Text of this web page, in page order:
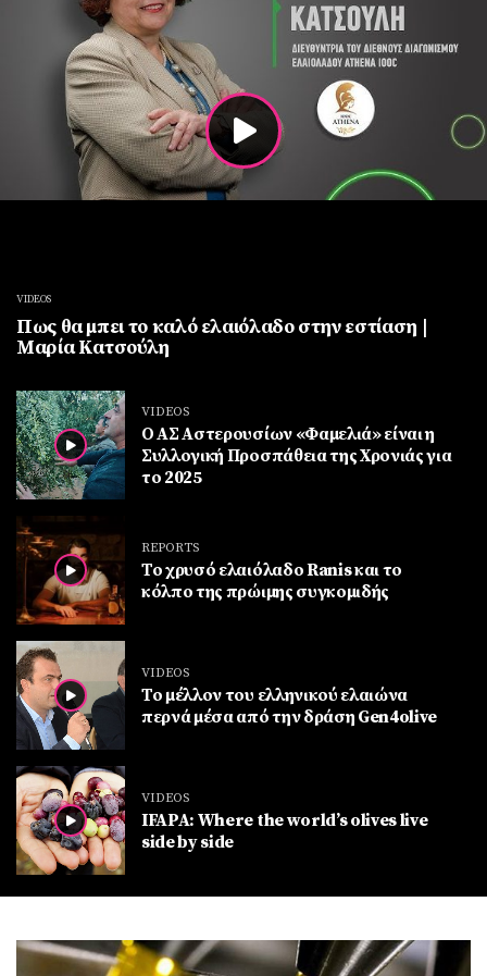
VIDEOS
Πως θα μπει το καλό ελαιόλαδο στην εστίαση |
Μαρία Κατσούλη
VIDEOS
Ο ΑΣ Αστερουσίων «Φαμελιά» είναι η
Συλλογική Προσπάθεια της Χρονιάς για
το 2025
REPORTS
Το χρυσό ελαιόλαδο Ranis και το
κόλπο της πρώιμης συγκομιδής
VIDEOS
Το μέλλον του ελληνικού ελαιώνα
περνά μέσα από την δράση Gen4olive
VIDEOS
IFAPA: Where the world’s olives live
side by side